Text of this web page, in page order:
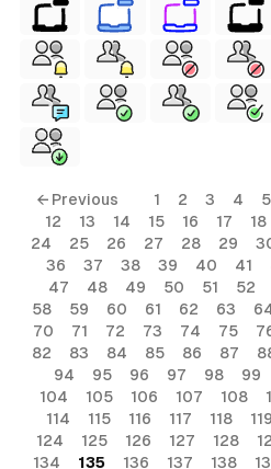
← Previous 1 2 3 4 5
12
13 14 15 16 17 18
24
25 26 27 28 29
36
37 38 39 40 41
47
48 49 50 51 52
58
59 60 61 62 63
70
71 72 73 74 75
82
83 84 85 86 87
94
95 96 97 98 99
104
105 106 107 108
114
115 116 117 118 119
124
125 126 127 128
134
135 136 137 138